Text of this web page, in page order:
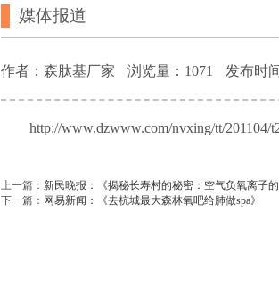
媒体报道
作者：森肽基厂家 浏览量：1071 发布时
http://www.dzwww.com/nvxing/tt/201104/
上一篇： 新民晚报：《揭秘长寿村的秘密：空气负氧离子的
下一篇： 网易新闻：《去杭城最大森林氧吧给肺做spa》